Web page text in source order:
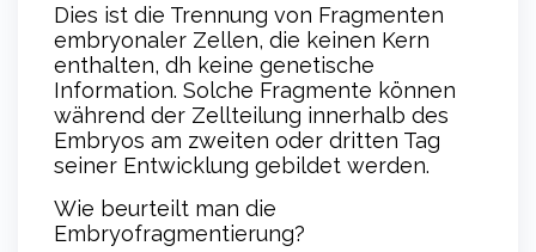
Dies ist die Trennung von Fragmenten
embryonaler Zellen, die keinen Kern
enthalten, dh keine genetische
Information. Solche Fragmente können
während der Zellteilung innerhalb des
Embryos am zweiten oder dritten Tag
seiner Entwicklung gebildet werden.
Wie beurteilt man die
Embryofragmentierung?